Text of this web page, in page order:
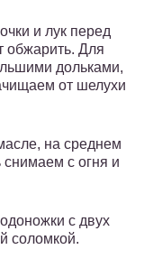
и лук перед
обжарить. Для
дольками,
от шелухи
на среднем
снимаем с огня и
с двух
соломкой.